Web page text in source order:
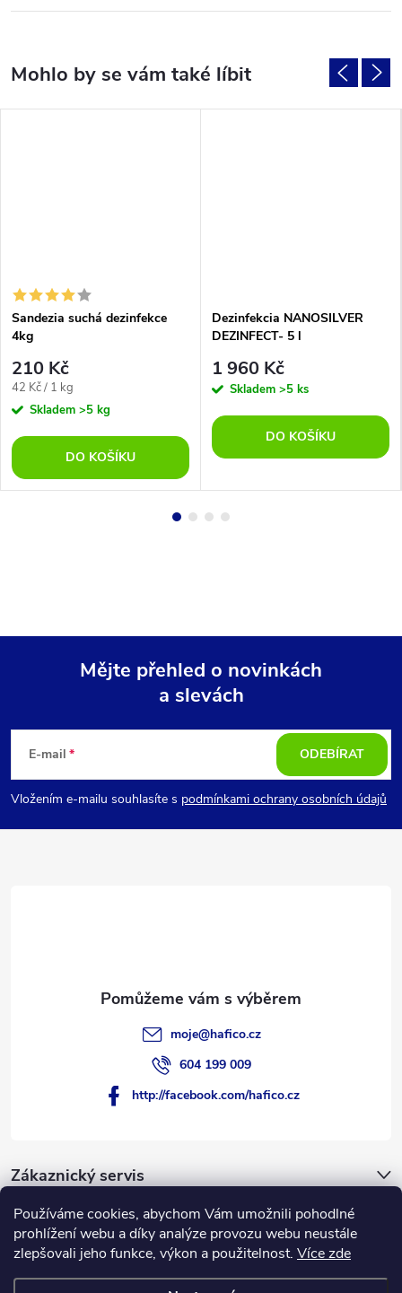
Používáme cookies, abychom Vám umožnili pohodlné
prohlížení webu a díky analýze provozu webu neustále
zlepšovali jeho funkce, výkon a použitelnost. Více zde
Sandezia suchá dezinfekce
4kg
210 Kč
Měrná
cena:
42 Kč / 1 kg
Skladem >5 kg
DO KOŠÍKU
Dezinfekcia NANOSILVER
DEZINFECT- 5 l
1 960 Kč
Skladem >5 ks
DO KOŠÍKU
p
a
Mějte přehled o novinkách
a slevách
E-mail
Vložením e-mailu souhlasíte s podmínkami ochrany osobních údajů
ODEBÍRAT
Zákaznický servis
Novinky
Hafico.cz
moje@hafico.cz
604 199 009
http://facebook.com/hafico.cz